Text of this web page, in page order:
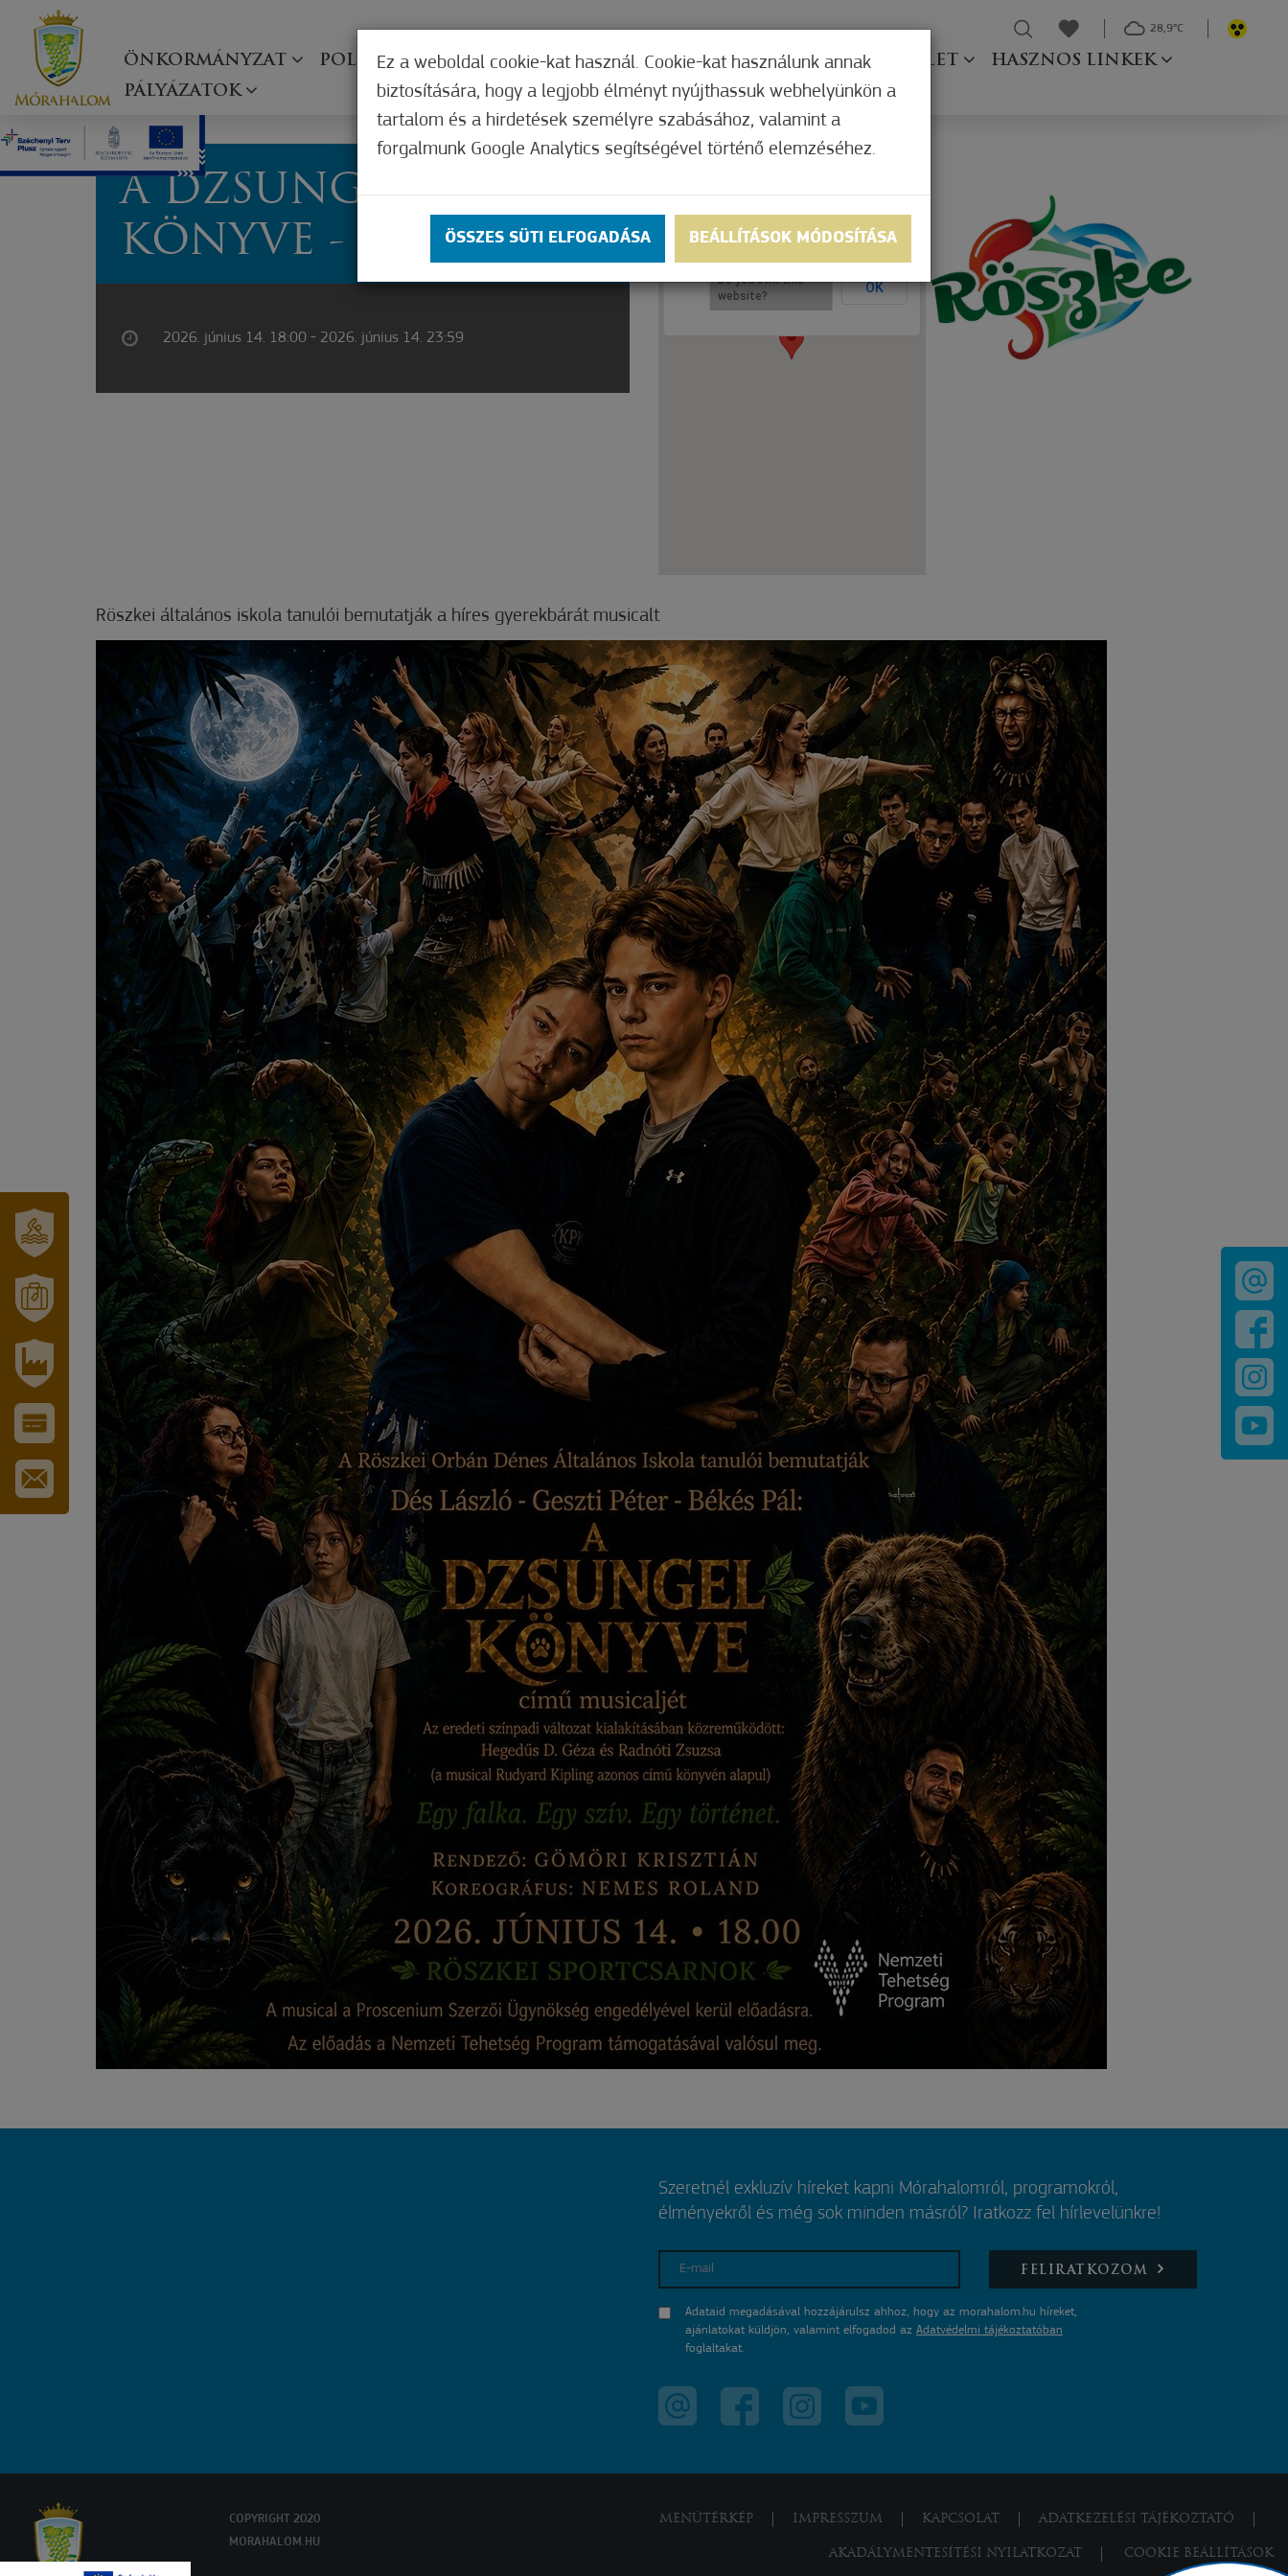
ERZSÉBET
GYÓGYFÜRDŐ
MÓRAHALOM
TURISZTIKA
PARK
ÉS
TURISZTIKAI
KÁRTYA
ÖNKORMÁNYZAT POLGÁRMESTERI HIVATAL INTÉZMÉNYEK KÉPVISELŐ TESTÜLET
HASZNOS LINKEK
PÁLYÁZATOK
28,9°C
A DZSUNGEL
KÖNYVE - MUSICAL
2026. június 14. 18:00 - 2026. június 14. 23:59
This page can't load Google
Maps correctly.
Do you own this
website?
OK
Röszkei általános iskola tanulói bemutatják a híres gyerekbárát musicalt
Ez a weboldal cookie-kat használ. Cookie-kat használunk annak
biztosítására, hogy a legjobb élményt nyújthassuk webhelyünkön a
tartalom és a hirdetések személyre szabásához, valamint a
forgalmunk Google Analytics segítségével történő elemzéséhez.
ÖSSZES SÜTI ELFOGADÁSA BEÁLLÍTÁSOK MÓDOSÍTÁSA
Szeretnél exkluzív híreket kapni Mórahalomról, programokról,
élményekről és még sok minden másról? Iratkozz fel hírlevelünkre!
E-mail
FELIRATKOZOM
Adataid megadásával hozzájárulsz ahhoz, hogy az morahalom.hu híreket,
ajánlatokat küldjön, valamint elfogadod az Adatvédelmi tájékoztatóban
foglaltakat.
COPYRIGHT 2020
MORAHALOM.HU
MENÜTÉRKÉP IMPRESSZUM KAPCSOLAT ADATKEZELÉSI TÁJÉKOZTATÓ
AKADÁLYMENTESÍTÉSI NYILATKOZAT COOKIE BEÁLLÍTÁSOK